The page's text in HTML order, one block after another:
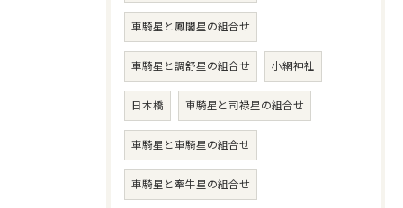
車騎星と鳳閣星の組合せ
車騎星と調舒星の組合せ 小網神社
日本橋 車騎星と司禄星の組合せ
車騎星と車騎星の組合せ
車騎星と牽牛星の組合せ